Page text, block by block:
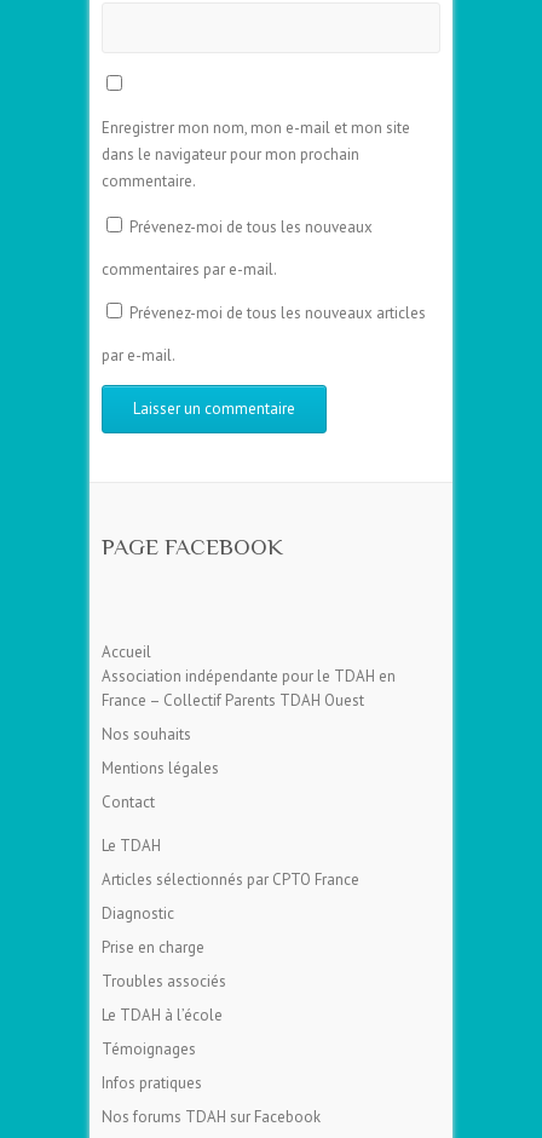
Enregistrer mon nom, mon e-mail et mon site
dans le navigateur pour mon prochain
commentaire.
Prévenez-moi de tous les nouveaux
commentaires par e-mail.
Prévenez-moi de tous les nouveaux articles
par e-mail.
PAGE FACEBOOK
Accueil
Association indépendante pour le TDAH en
France – Collectif Parents TDAH Ouest
Nos souhaits
Mentions légales
Contact
Le TDAH
Articles sélectionnés par CPTO France
Diagnostic
Prise en charge
Troubles associés
Le TDAH à l’école
Témoignages
Infos pratiques
Nos forums TDAH sur Facebook